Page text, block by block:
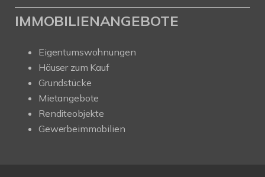
IMMOBILIENANGEBOTE
Eigentumswohnungen
Häuser zum Kauf
Grundstücke
Mietangebote
Renditeobjekte
Gewerbeimmobilien